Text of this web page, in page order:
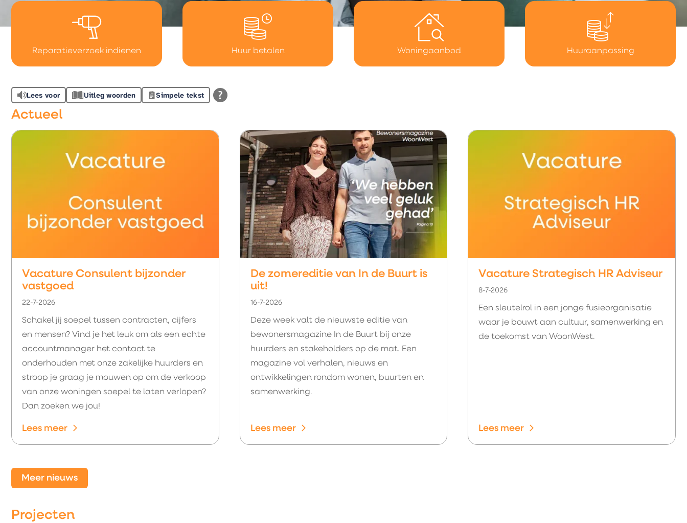
Reparatieverzoek indienen Huur betalen Woningaanbod Huuraanpassing
Lees voor Uitleg woorden Simpele tekst
Actueel
Vacature Consulent bijzonder
vastgoed
22-7-2026
Schakel jij soepel tussen contracten, cijfers
en mensen? Vind je het leuk om als een echte
accountmanager het contact te
onderhouden met onze zakelijke huurders en
stroop je graag je mouwen op om de verkoop
van onze woningen soepel te laten verlopen?
Dan zoeken we jou!
Lees meer
De zomereditie van In de Buurt is
uit!
16-7-2026
Deze week valt de nieuwste editie van
bewonersmagazine In de Buurt bij onze
huurders en stakeholders op de mat. Een
magazine vol verhalen, nieuws en
ontwikkelingen rondom wonen, buurten en
samenwerking.
Lees meer
Vacature Strategisch HR Adviseur
8-7-2026
Een sleutelrol in een jonge fusieorganisatie
waar je bouwt aan cultuur, samenwerking en
de toekomst van WoonWest.
Lees meer
Meer nieuws
Projecten